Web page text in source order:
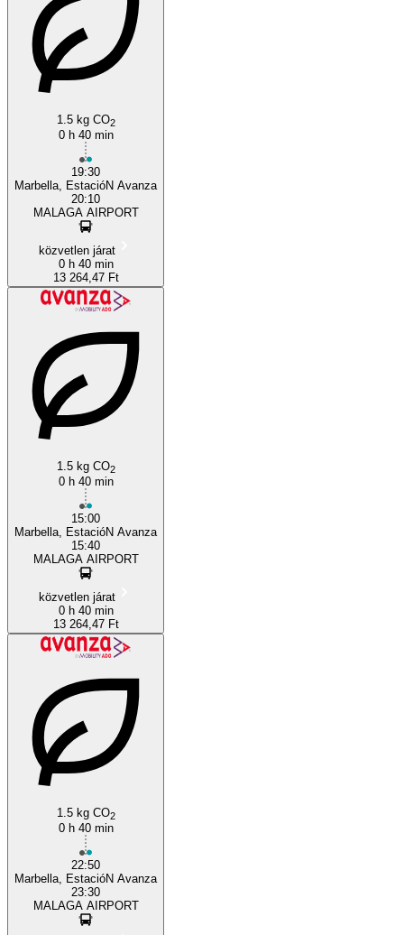
1.5 kg CO2
0 h 40 min
19:30
Marbella, EstacióN Avanza
20:10
MALAGA AIRPORT
közvetlen járat
0 h 40 min
13 264,47 Ft
1.5 kg CO2
0 h 40 min
15:00
Marbella, EstacióN Avanza
15:40
MALAGA AIRPORT
közvetlen járat
0 h 40 min
13 264,47 Ft
1.5 kg CO2
0 h 40 min
22:50
Marbella, EstacióN Avanza
23:30
MALAGA AIRPORT